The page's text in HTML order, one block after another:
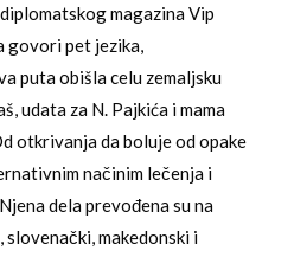
magazina Vip
govori pet jezika,
puta obišla celu zemaljsku
udata za N. Pajkića i mama
otkrivanja da boluje od opake
načinim lečenja i
dela prevođena su na
makedonski i